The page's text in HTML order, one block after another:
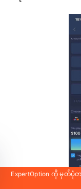
ExpertOption ကို မှတ်ပုံ